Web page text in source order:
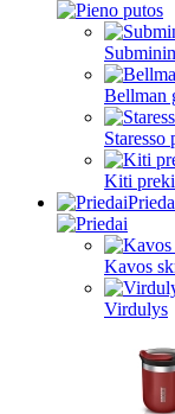
Bellman
Staresso
Kiti
Kavos
Virdulys